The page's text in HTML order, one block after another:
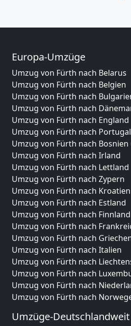
Europa-Umzüge
Umzug von Fürth nach Belarus
Umzug von Fürth nach Belgien
Umzug von Fürth nach
Umzug von Fürth nach
Umzug von Fürth nach England
Umzug von Fürth nach Portugal
Umzug von Fürth nach
Umzug von Fürth nach Irland
Umzug von Fürth nach Lettland
Umzug von Fürth nach Zypern
Umzug von Fürth nach Kroatien
Umzug von Fürth nach Estland
Umzug von Fürth nach Finnland
Umzug von Fürth nach
Umzug von Fürth nach
Umzug von Fürth nach Italien
Umzug von Fürth nach
Umzug von Fürth nach
Umzug von Fürth nach
Umzug von Fürth nach
Umzüge-Deutschlandweit